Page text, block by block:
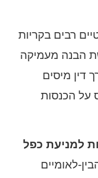
רבים בקריות
הבנה מעמיקה
דין מיסים
על הכנסות
למניעת כפל
לאומיים